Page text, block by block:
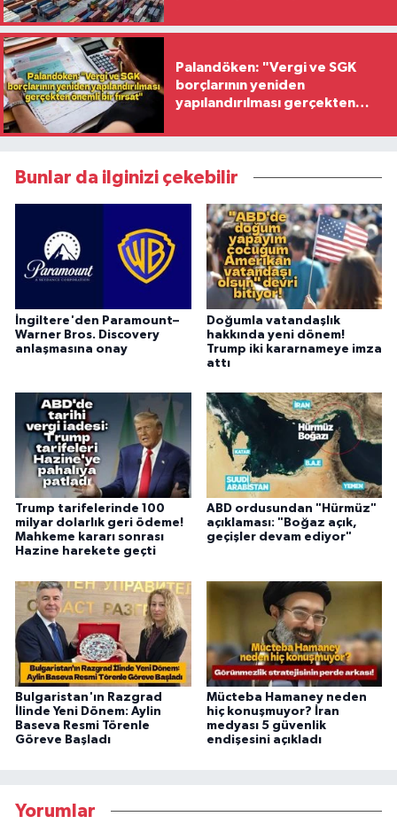
Palandöken: "Vergi ve SGK
borçlarının yeniden
yapılandırılması gerçekten
Bunlar da ilginizi çekebilir
İngiltere'den Paramount–
Warner Bros. Discovery
anlaşmasına onay
Doğumla vatandaşlık
hakkında yeni dönem!
Trump iki kararnameye imza
attı
Trump tarifelerinde 100
milyar dolarlık geri ödeme!
Mahkeme kararı sonrası
Hazine harekete geçti
ABD ordusundan "Hürmüz"
açıklaması: "Boğaz açık,
geçişler devam ediyor"
Bulgaristan'ın Razgrad
İlinde Yeni Dönem: Aylin
Baseva Resmi Törenle
Göreve Başladı
Mücteba Hamaney neden
hiç konuşmuyor? İran
medyası 5 güvenlik
endişesini açıkladı
Yorumlar